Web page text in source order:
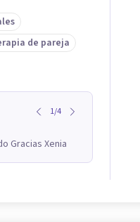
de pareja
1/4
Gracias Xenia